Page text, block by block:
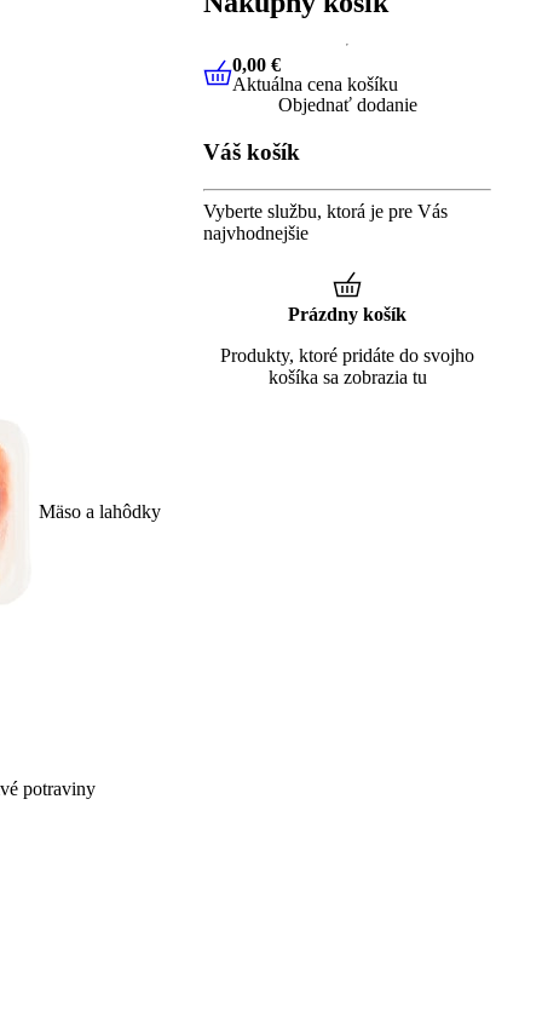
Mäso a lahôdky
potraviny
0,00 €Aktuálna cena košíku
0,00 €
Aktuálna cena košíku
Objednať dodanie
Váš košík
Vyberte službu, ktorá je pre Vás
najvhodnejšie
Prázdny košík
Produkty, ktoré pridáte do svojho
košíka sa zobrazia tu